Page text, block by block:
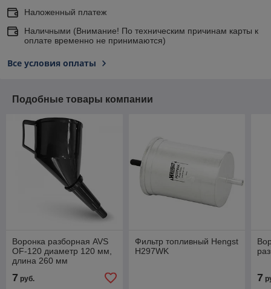
Наложенный платеж
Наличными (Внимание! По техническим причинам карты к
оплате временно не принимаются)
Все условия оплаты
Подобные товары компании
Воронка разборная AVS
OF-120 диаметр 120 мм,
длина 260 мм
7 руб.
Фильтр топливный Hengst
H297WK
7